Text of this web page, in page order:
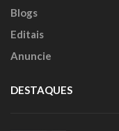
Blogs
Editais
Anuncie
DESTAQUES